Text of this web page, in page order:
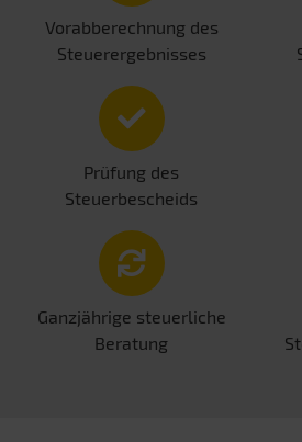
Vorabberechnung des
Steuerergebnisses
Prüfung des
Steuerbescheids
Ganzjährige steuerliche
Beratung